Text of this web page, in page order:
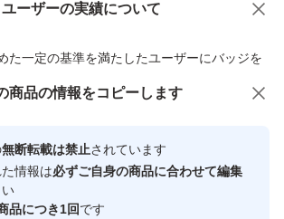
スーパーマリオ
年齢：全年齢対象
モード対応 テーブルモード対応 携帯モ
ユーザーの実績について
た一定の基準を満たしたユーザーにバッジを
心・安全なユーザーです
談 商品への質問
商品の情報をコピーします
無断転載は禁止されています
情報は必ずご自身の商品に合わせて編集
品につき1回です
る人にオススメ